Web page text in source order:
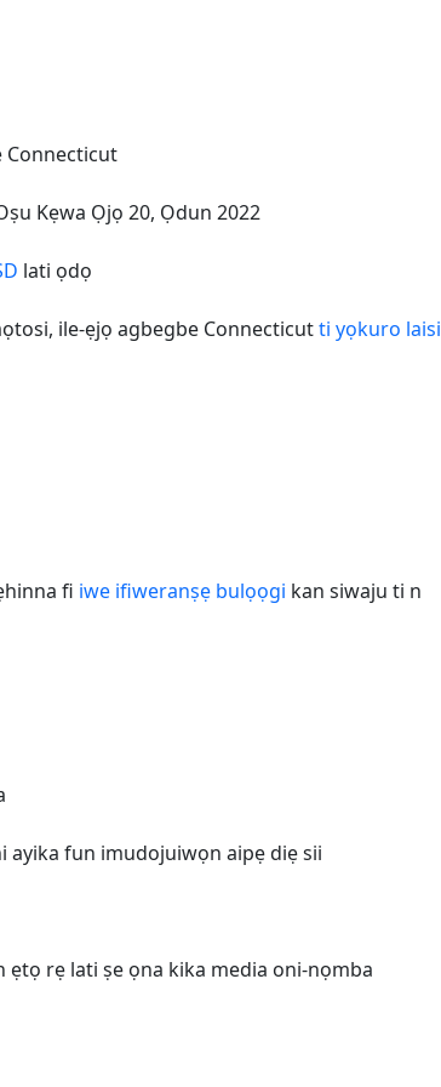
Connecticut
Kẹwa Ọjọ 20, Ọdun 2022
lati ọdọ
ile-ẹjọ agbegbe Connecticutti yọkuro laisi
fi iwe ifiweranṣẹ bulọọgi kan siwaju ti n
ayika fun imudojuiwọn aipẹ diẹ sii
rẹ lati ṣe ọna kika media oni-nọmba